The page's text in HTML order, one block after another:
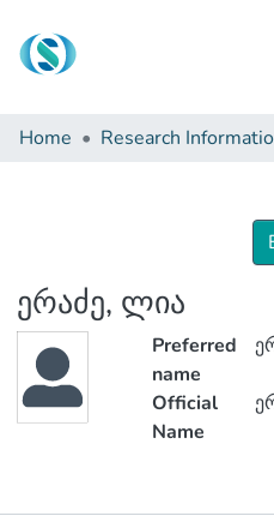
Communities & Collections
Contact
Home Research
ერაძე, ლია
Preferred
name
Official
Name